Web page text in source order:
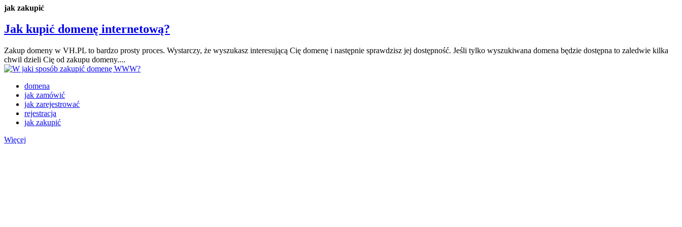
jak zakupić
Jak kupić domenę internetową?
Zakup domeny w VH.PL to bardzo prosty proces. Wystarczy, że wyszukasz interesującą Cię domenę i następnie sprawdzisz jej dostępność. Jeśli tylko wyszukiwana domena będzie dostępna to zaledwie kilka
chwil dzieli Cię od zakupu domeny....
domena
jak zamówić
jak zarejestrować
rejestracja
jak zakupić
Więcej